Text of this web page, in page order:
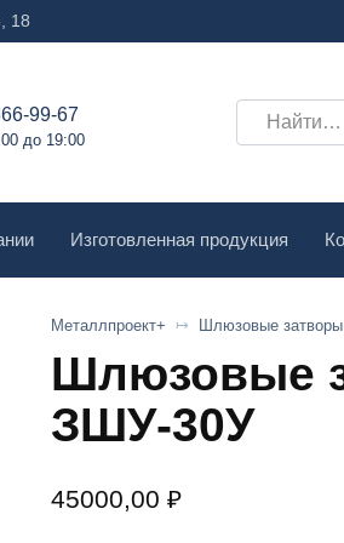
18
99-67
до 19:00
Search
for:
Изготовленная продукция
Металлпроект+ Шлюзовые затворы
Шлюзовые
ЗШУ-30У
45000,00 ₽